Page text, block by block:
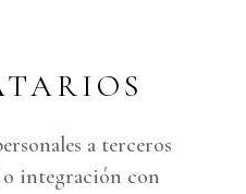
a terceros
integración con